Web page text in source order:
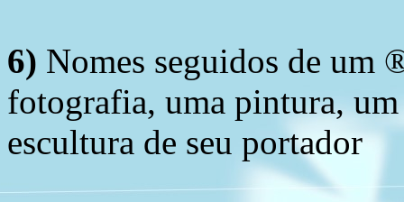
6) Nomes seguidos de um
fotografia, uma pintura,
escultura de seu portador